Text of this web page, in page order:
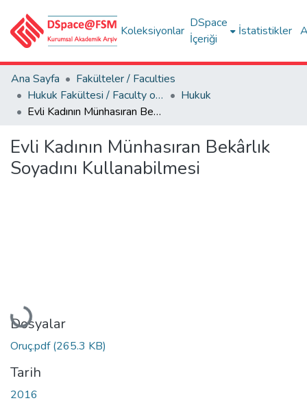
Koleksiyonlar
DSpace
İçeriği
İstatistikler
Ana Sayfa
Fakülteler / Faculties
Hukuk Fakültesi / Faculty of Law
Hukuk
Evli Kadının Münhasıran Bekârlık Soyadını Kullanabilmesi
Evli Kadının Münhasıran Bekârlık
Soyadını Kullanabilmesi
Yükleniyor...
Dosyalar
Oruç.pdf(265.3 KB)
Tarih
2016